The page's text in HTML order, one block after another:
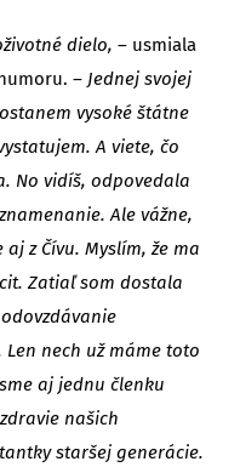
dielo, – usmiala
– Jednej svojej
vysoké štátne
A viete, čo
No vidíš, odpovedala
Ale vážne,
z Čívu. Myslím, že ma
Zatiaľ som dostala
nech už máme toto
aj jednu členku
našich
staršej generácie.